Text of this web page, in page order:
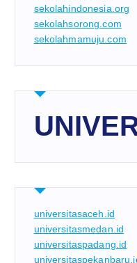
sekolahindonesia.org
sekolahsorong.com
sekolahmamuju.com
universitasaceh.id
universitasmedan.id
universitaspadang.id